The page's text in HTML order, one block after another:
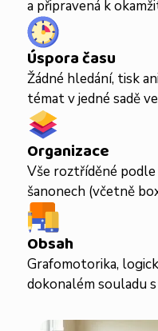
a připravená k
Úspora času
Žádné hledání, tisk
témat v jedné sadě
Organizace
Vše roztříděné
šanonech (včetně
Obsah
Grafomotorika,
dokonalém souladu